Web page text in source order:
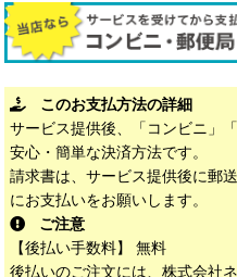
このお支払方法の詳細
サービス提供後、「コンビニ」
安心・簡単な決済方法です。
請求書は、サービス提供後に郵
にお支払いをお願いします。
ご注意
【後払い手数料】 無料
後払いのご注文には、株式会社